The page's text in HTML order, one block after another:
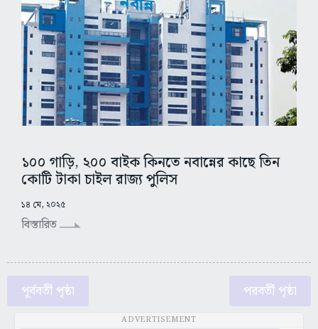
১০০ গাড়ি, ২০০ বাইক কিনতে নবান্নের কাছে তিন
কোটি টাকা চাইল রাজ্য পুলিস
১৪ মে, ২০২৫
বিস্তারিত
পূর্ববর্তী পৃষ্ঠা পরবর্তী পৃষ্ঠা
ADVERTISEMENT